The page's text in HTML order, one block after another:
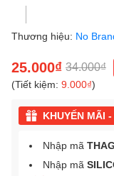
Thương hiệu: No
25.000₫ 34.000₫
(Tiết kiệm: 9.000₫)
KHUYẾN MÃI
Nhập mã
Nhập mã